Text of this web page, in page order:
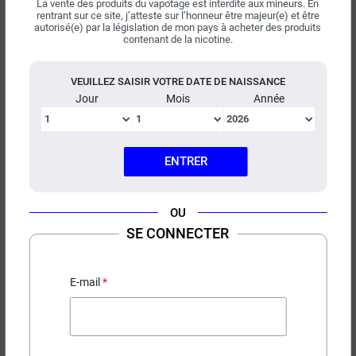
La vente des produits du vapotage est interdite aux mineurs. En
rentrant sur ce site, j’atteste sur l’honneur être majeur(e) et être
autorisé(e) par la législation de mon pays à acheter des produits
contenant de la nicotine.
VEUILLEZ SAISIR VOTRE DATE DE NAISSANCE
Jour Mois Année
ENTRER
OU
SE CONNECTER
E-mail
La marqueCurieuxpropose ses e-liquides en différents
formats : flacons de 10 ml avec nicotine ou grands formats
option adaptée pour un apport nicotinique rapide. Le St
Curieux. Découvrez également lesarômes concentrés
pour vos préparations DIY. Chaque e-liquide